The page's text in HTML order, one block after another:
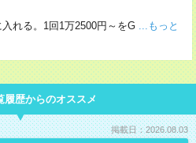
れる。1回1万2500円～をG ...もっと
履歴からのオススメ
掲載日：2026.08.03